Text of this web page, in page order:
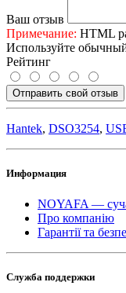
Ваш отзыв
Примечание: HTML
Используйте
Рейтинг
Отправить свой отзыв
Hantek, DSO3254,
Информация
NOYAFA —
Про компанію
Гарантії та
Служба поддержки